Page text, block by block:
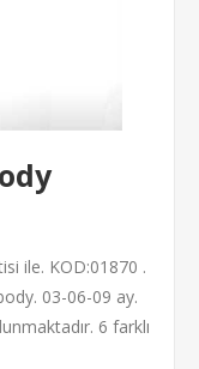
ile. KOD:01870 .
03-06-09 ay.
6 farklı